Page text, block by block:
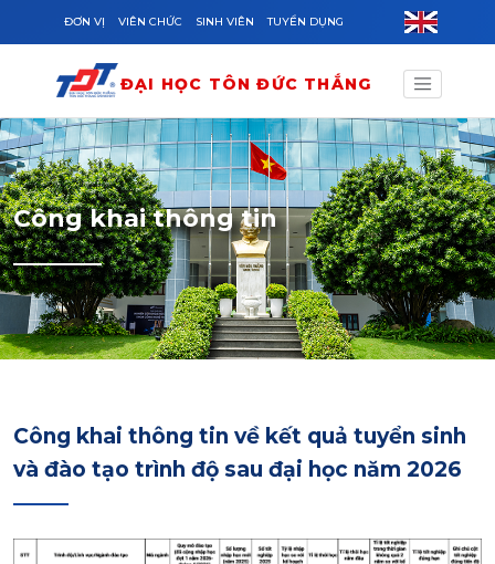
Skip to main content
ĐƠN VỊ VIÊN CHỨC SINH VIÊN TUYỂN DỤNG
ĐẠI HỌC TÔN ĐỨC THẮNG
Công khai thông tin
Công khai thông tin về kết quả tuyển sinh
và đào tạo trình độ sau đại học năm 2026